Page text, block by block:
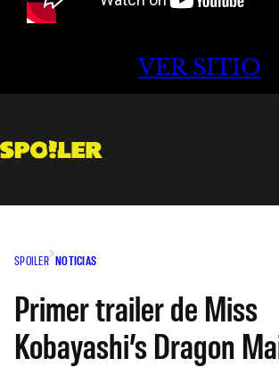
VER SITIO
SPOILER NOTICIAS
Primer trailer de Miss
Kobayashi’s Dragon